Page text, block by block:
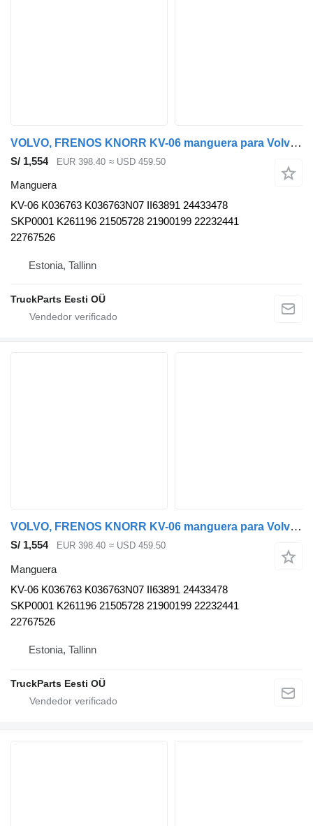
VOLVO, FRENOS KNORR KV-06 manguera para Volvo B5LH, B0E (2008-) autobús
S/ 1,554 EUR 398.40 ≈ USD 459.50
Manguera
KV-06 K036763 K036763N07 II63891 24433478
SKP0001 K261196 21505728 21900199 22232441
22767526
Estonia, Tallinn
TruckParts Eesti OÜ
VOLVO, FRENOS KNORR KV-06 manguera para Volvo B5LH, B0E (2008-) autobús
S/ 1,554 EUR 398.40 ≈ USD 459.50
Manguera
KV-06 K036763 K036763N07 II63891 24433478
SKP0001 K261196 21505728 21900199 22232441
22767526
Estonia, Tallinn
TruckParts Eesti OÜ